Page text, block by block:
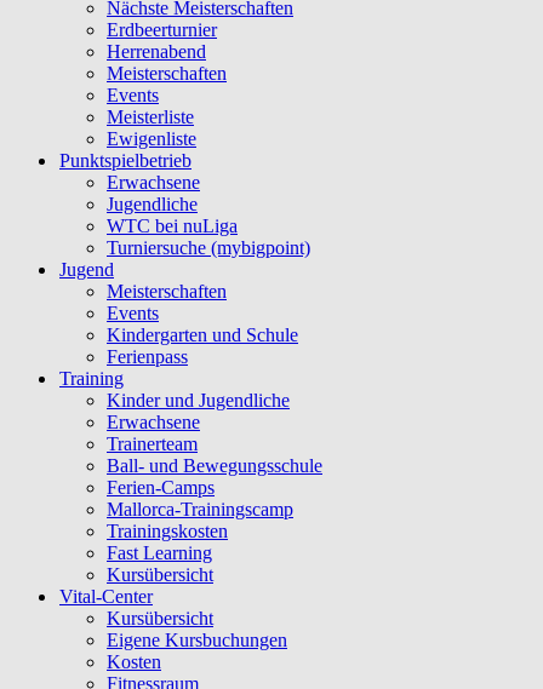
Nächste Meisterschaften
Erdbeerturnier
Herrenabend
Meisterschaften
Events
Meisterliste
Ewigenliste
Punktspielbetrieb
Erwachsene
Jugendliche
WTC bei nuLiga
Turniersuche (mybigpoint)
Jugend
Meisterschaften
Events
Kindergarten und Schule
Ferienpass
Training
Kinder und Jugendliche
Erwachsene
Trainerteam
Ball- und Bewegungsschule
Ferien-Camps
Mallorca-Trainingscamp
Trainingskosten
Fast Learning
Kursübersicht
Vital-Center
Kursübersicht
Eigene Kursbuchungen
Kosten
Fitnessraum